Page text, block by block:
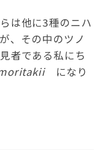
は他に3種のニハ
、その中のツノ
者である私にち
になり